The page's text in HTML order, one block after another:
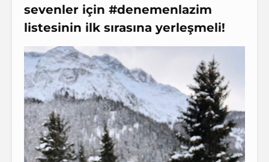
sevenler için #denemenlazim
listesinin ilk sırasına yerleşmeli!